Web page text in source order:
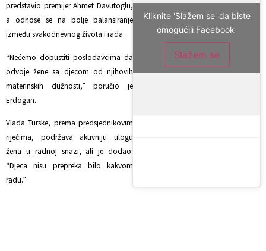
predstavio premijer Ahmet Davutoglu,
a odnose se na bolje balansiranje
između svakodnevnog života i rada.
“Nećemo dopustiti poslodavcima da
odvoje žene sa djecom od njihovih
materinskih dužnosti,” poručio je
Erdogan.
Vlada Turske, prema predsjednikovim
riječima, podržava aktivniju ulogu
žena u radnoj snazi, ali je dodao:
“Djeca nisu prepreka bilo kakvom
radu.”
Kliknite 'Slažem se' da biste
omogućili Facebook
Slažem se